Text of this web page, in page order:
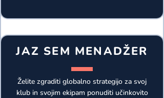
JAZ SEM MENADŽER
Želite zgraditi globalno strategijo za svoj
klub in svojim ekipam ponuditi učinkovito